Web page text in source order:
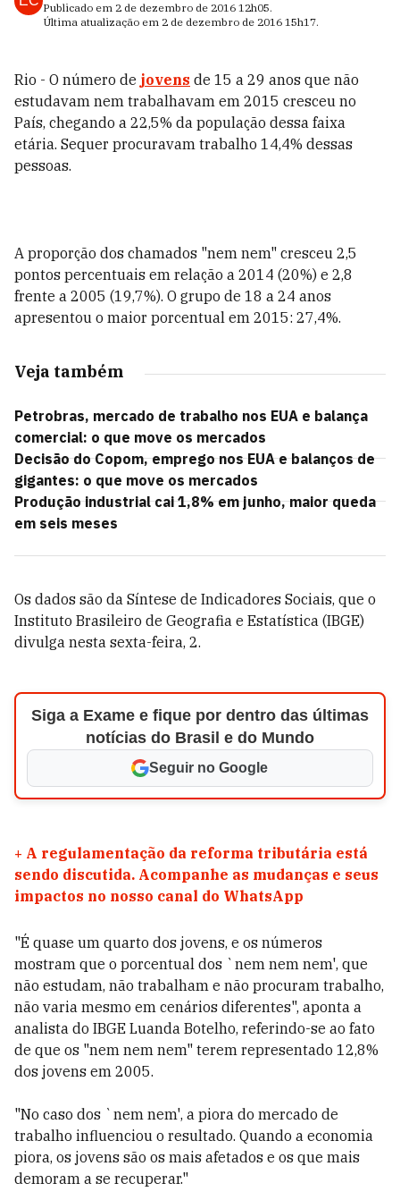
Publicado em 2 de dezembro de 2016 12h05.
Última atualização em 2 de dezembro de 2016 15h17.
Rio - O número de jovens de 15 a 29 anos que não
estudavam nem trabalhavam em 2015 cresceu no
País, chegando a 22,5% da população dessa faixa
etária. Sequer procuravam trabalho 14,4% dessas
pessoas.
A proporção dos chamados "nem nem" cresceu 2,5
pontos percentuais em relação a 2014 (20%) e 2,8
frente a 2005 (19,7%). O grupo de 18 a 24 anos
apresentou o maior porcentual em 2015: 27,4%.
Veja também
Petrobras, mercado de trabalho nos EUA e balança
comercial: o que move os mercados
Decisão do Copom, emprego nos EUA e balanços de
gigantes: o que move os mercados
Produção industrial cai 1,8% em junho, maior queda
em seis meses
Os dados são da Síntese de Indicadores Sociais, que o
Instituto Brasileiro de Geografia e Estatística (IBGE)
divulga nesta sexta-feira, 2.
Siga a Exame e fique por dentro das últimas
notícias do Brasil e do Mundo
Seguir no Google
+ A regulamentação da reforma tributária está
sendo discutida. Acompanhe as mudanças e seus
impactos no nosso canal do WhatsApp
"É quase um quarto dos jovens, e os números
mostram que o porcentual dos `nem nem nem', que
não estudam, não trabalham e não procuram trabalho,
não varia mesmo em cenários diferentes", aponta a
analista do IBGE Luanda Botelho, referindo-se ao fato
de que os "nem nem nem" terem representado 12,8%
dos jovens em 2005.
"No caso dos `nem nem', a piora do mercado de
trabalho influenciou o resultado. Quando a economia
piora, os jovens são os mais afetados e os que mais
demoram a se recuperar."